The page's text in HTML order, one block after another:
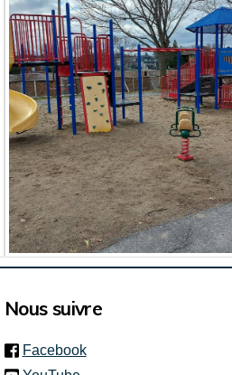
Nous suivre
Facebook(link is external)